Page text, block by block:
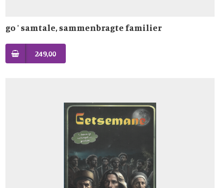
go ' samtale, sammenbragte familier
249,00